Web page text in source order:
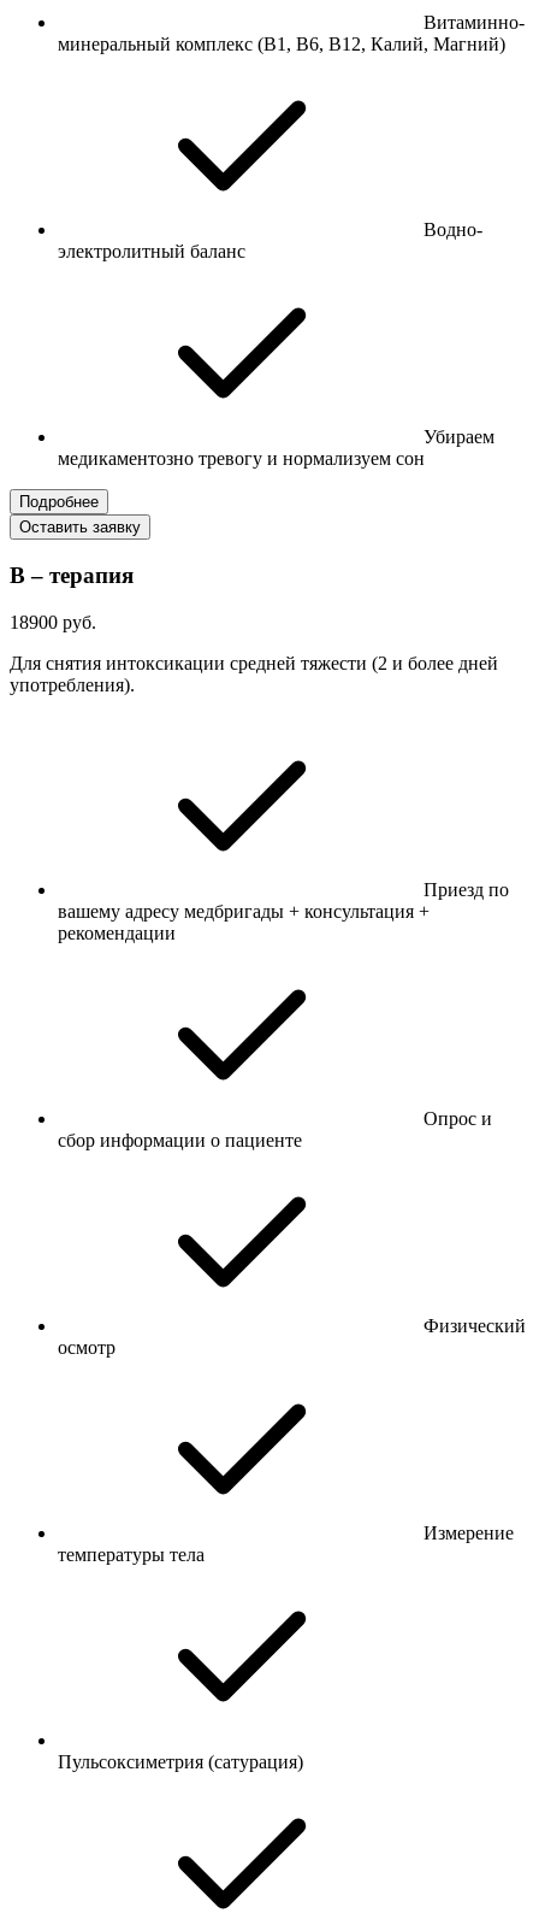
Витаминно-
минеральный комплекс (В1, В6, В12, Калий, Магний)
Водно-
электролитный баланс
Убираем
медикаментозно тревогу и нормализуем сон
Подробнее
Оставить заявку
В – терапия
18900 руб.
Для снятия интоксикации средней тяжести (2 и более дней
употребления).
Приезд по
вашему адресу медбригады + консультация +
рекомендации
Опрос и
сбор информации о пациенте
Физический
осмотр
Измерение
температуры тела
Пульсоксиметрия (сатурация)